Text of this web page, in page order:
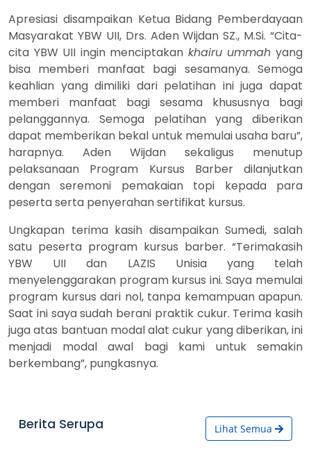
Apresiasi disampaikan Ketua Bidang Pemberdayaan
Masyarakat YBW UII, Drs. Aden Wijdan SZ., M.Si. “Cita-
cita YBW UII ingin menciptakan khairu ummah yang
bisa memberi manfaat bagi sesamanya. Semoga
keahlian yang dimiliki dari pelatihan ini juga dapat
memberi manfaat bagi sesama khususnya bagi
pelanggannya. Semoga pelatihan yang diberikan
dapat memberikan bekal untuk memulai usaha baru”,
harapnya. Aden Wijdan sekaligus menutup
pelaksanaan Program Kursus Barber dilanjutkan
dengan seremoni pemakaian topi kepada para
peserta serta penyerahan sertifikat kursus.
Ungkapan terima kasih disampaikan Sumedi, salah
satu peserta program kursus barber. “Terimakasih
YBW UII dan LAZIS Unisia yang telah
menyelenggarakan program kursus ini. Saya memulai
program kursus dari nol, tanpa kemampuan apapun.
Saat ini saya sudah berani praktik cukur. Terima kasih
juga atas bantuan modal alat cukur yang diberikan, ini
menjadi modal awal bagi kami untuk semakin
berkembang”, pungkasnya.
Berita Serupa Lihat Semua